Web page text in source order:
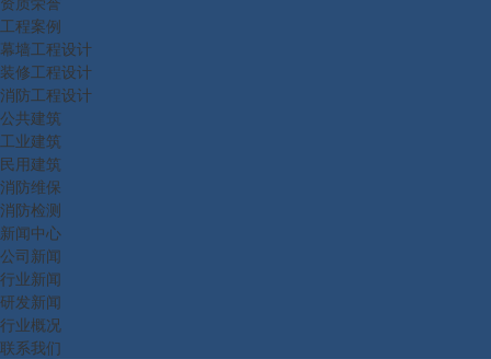
工程案例
幕墙工程设计
装修工程设计
消防工程设计
公共建筑
工业建筑
民用建筑
消防维保
消防检测
新闻中心
公司新闻
行业新闻
研发新闻
行业概况
联系我们